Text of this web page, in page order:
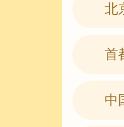
北
首
中